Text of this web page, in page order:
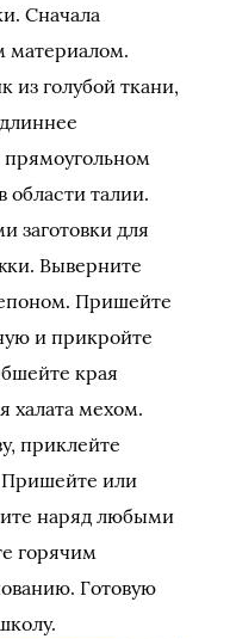
Сначала
материалом.
из голубой ткани,
области талии.
заготовки для
Выверните
Пришейте
и прикройте
края
халата мехом.
приклейте
Пришейте или
наряд любыми
горячим
Готовую